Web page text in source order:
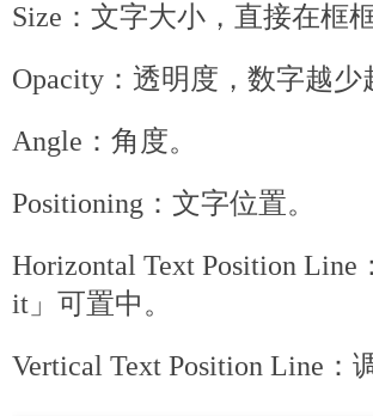
Size：文字大小，直接在框
Opacity：透明度，数字越少
Angle：角度。
Positioning：文字位置。
Horizontal Text Position
it」可置中。
Vertical Text Position Line：